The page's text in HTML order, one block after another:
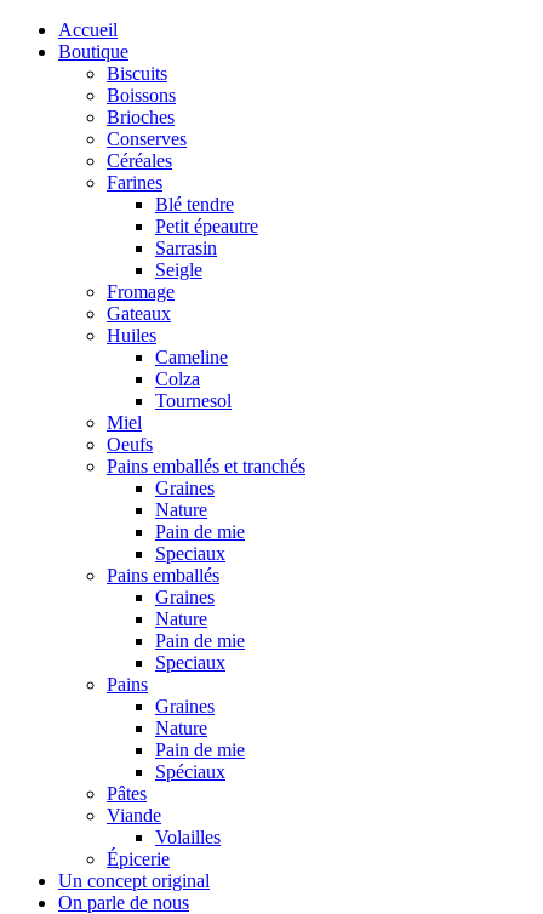
Accueil
Boutique
Biscuits
Boissons
Brioches
Conserves
Céréales
Farines
Blé tendre
Petit épeautre
Sarrasin
Seigle
Fromage
Gateaux
Huiles
Cameline
Colza
Tournesol
Miel
Oeufs
Pains emballés et tranchés
Graines
Nature
Pain de mie
Speciaux
Pains emballés
Graines
Nature
Pain de mie
Speciaux
Pains
Graines
Nature
Pain de mie
Spéciaux
Pâtes
Viande
Volailles
Épicerie
Un concept original
On parle de nous